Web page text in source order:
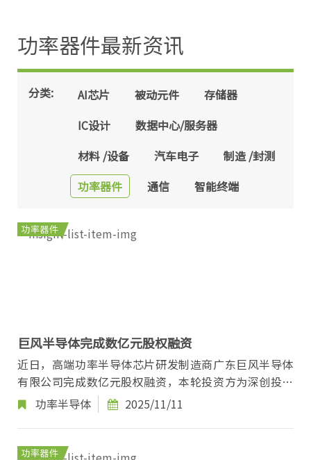
功率器件最新资讯
分类: AI芯片 被动元件
存储器
IC设计
数据中心/服务器
材料 /设备
汽车电子
制造 /封测
功率器件
通信 智能终端
功率器件
巨风半导体完成数亿元股权融资
近日，高端功率半导体芯片研发制造商广东巨风半导体
有限公司完成数亿元股权融资，本轮投资方为深创投、
深重投、南山战新投、泽奕资本。 资料显示，巨...
功率半导体 2025/11/11
功率器件